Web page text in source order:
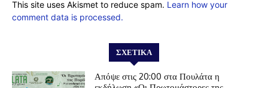
This site uses Akismet to reduce spam. Learn how your
comment data is processed.
ΣΧΕΤΙΚΆ
Απόψε στις 20:00 στα Πουλάτα η